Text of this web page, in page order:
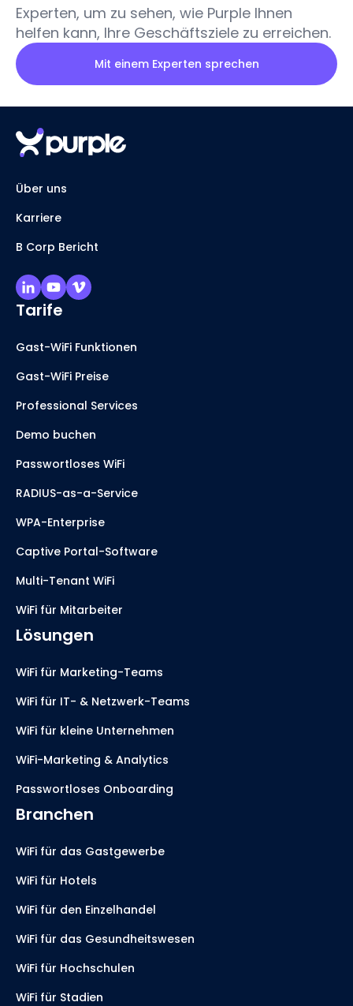
Experten, um zu sehen, wie Purple Ihnen
helfen kann, Ihre Geschäftsziele zu erreichen.
Mit einem Experten sprechen
Über uns
Karriere
B Corp Bericht
Tarife
Gast-WiFi Funktionen
Gast-WiFi Preise
Professional Services
Demo buchen
Passwortloses WiFi
RADIUS-as-a-Service
WPA-Enterprise
Captive Portal-Software
Multi-Tenant WiFi
WiFi für Mitarbeiter
Lösungen
WiFi für Marketing-Teams
WiFi für IT- & Netzwerk-Teams
WiFi für kleine Unternehmen
WiFi-Marketing & Analytics
Passwortloses Onboarding
Branchen
WiFi für das Gastgewerbe
WiFi für Hotels
WiFi für den Einzelhandel
WiFi für das Gesundheitswesen
WiFi für Hochschulen
WiFi für Stadien